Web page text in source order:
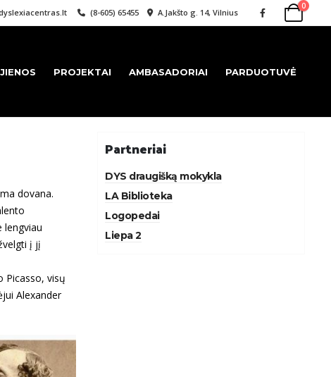
(8-605) 65455 A.Jakšto g. 14, Vilnius
0
PROJEKTAI AMBASADORIAI PARDUOTUVĖ
dovana.
lengviau
į jį
Picasso, visų
Alexander
Partneriai
DYS draugišką mokykla
LA Biblioteka
Logopedai
Liepa 2